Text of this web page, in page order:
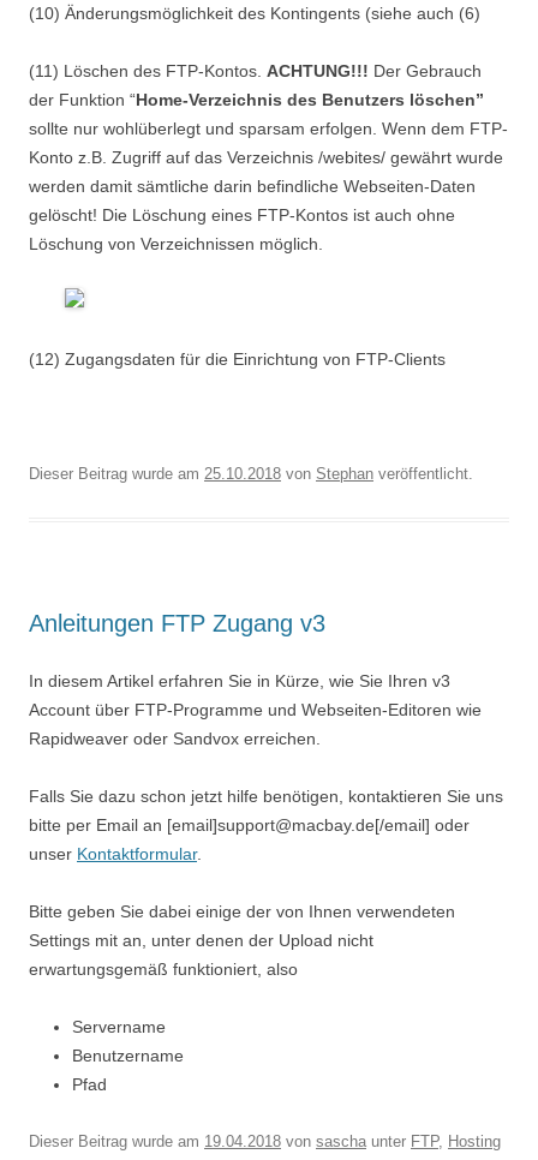
(10) Änderungsmöglichkeit des Kontingents (siehe auch (6)
(11) Löschen des FTP-Kontos. ACHTUNG!!! Der Gebrauch
der Funktion “Home-Verzeichnis des Benutzers löschen”
sollte nur wohlüberlegt und sparsam erfolgen. Wenn dem FTP-
Konto z.B. Zugriff auf das Verzeichnis /webites/ gewährt wurde
werden damit sämtliche darin befindliche Webseiten-Daten
gelöscht! Die Löschung eines FTP-Kontos ist auch ohne
Löschung von Verzeichnissen möglich.
(12) Zugangsdaten für die Einrichtung von FTP-Clients
Dieser Beitrag wurde am 25.10.2018 von Stephan veröffentlicht.
Anleitungen FTP Zugang v3
In diesem Artikel erfahren Sie in Kürze, wie Sie Ihren v3
Account über FTP-Programme und Webseiten-Editoren wie
Rapidweaver oder Sandvox erreichen.
Falls Sie dazu schon jetzt hilfe benötigen, kontaktieren Sie uns
bitte per Email an [email]support@macbay.de[/email] oder
unser Kontaktformular.
Bitte geben Sie dabei einige der von Ihnen verwendeten
Settings mit an, unter denen der Upload nicht
erwartungsgemäß funktioniert, also
Servername
Benutzername
Pfad
Dieser Beitrag wurde am 19.04.2018 von sascha unter FTP, Hosting